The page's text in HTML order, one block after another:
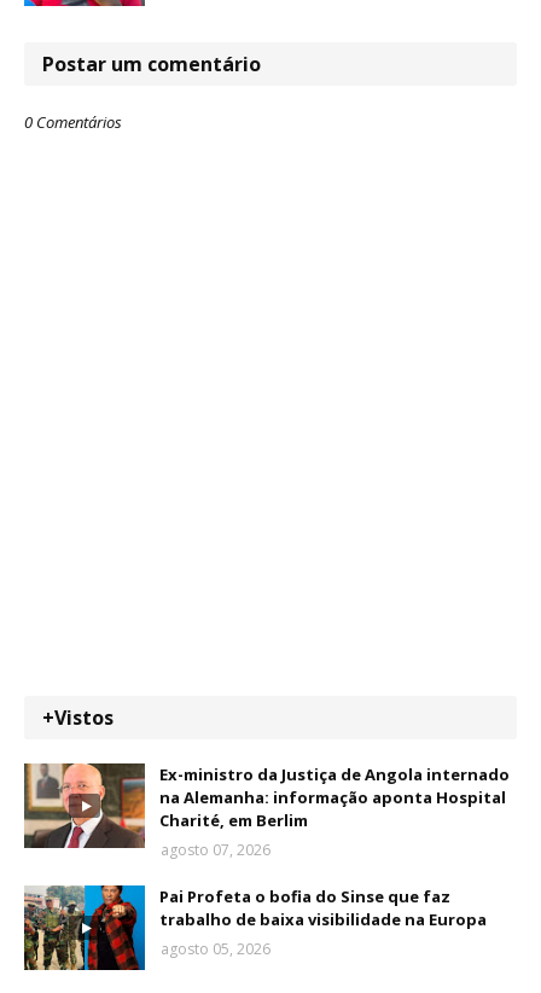
Postar um comentário
0 Comentários
+Vistos
Ex-ministro da Justiça de Angola internado
na Alemanha: informação aponta Hospital
Charité, em Berlim
agosto 07, 2026
Pai Profeta o bofia do Sinse que faz
trabalho de baixa visibilidade na Europa
agosto 05, 2026